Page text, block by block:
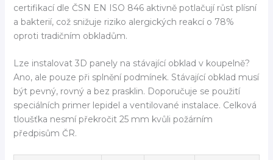
certifikací dle ČSN EN ISO 846 aktivně potlačují růst plísní
a bakterií, což snižuje riziko alergických reakcí o 78%
oproti tradičním obkladům.
Lze instalovat 3D panely na stávající obklad v koupelně?
Ano, ale pouze při splnění podmínek. Stávající obklad musí
být pevný, rovný a bez prasklin. Doporučuje se použití
speciálních primer lepidel a ventilované instalace. Celková
tloušťka nesmí překročit 25 mm kvůli požárním
předpisům ČR.